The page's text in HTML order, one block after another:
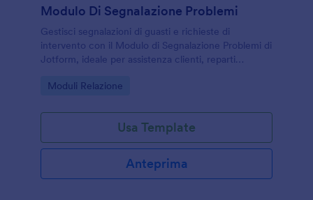
Modulo Di Segnalazione Problemi
Gestisci segnalazioni di guasti e richieste di
intervento con il Modulo di Segnalazione Problemi di
Jotform, ideale per assistenza clienti, reparti
ordinata e invio del modulo tracciabile.
Go to Category:
Moduli Relazione
Usa Template
Anteprima